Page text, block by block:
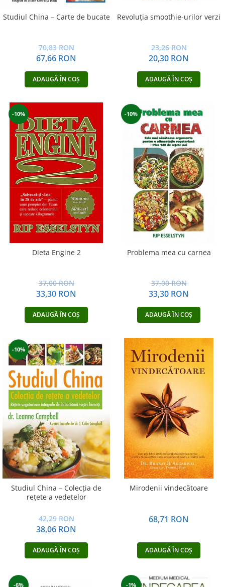
Studiul China – Carte de bucate
70,83 RON
67,66 RON
ADAUGĂ ÎN COȘ
Revoluţia smoothie-urilor verzi
23,26 RON
20,30 RON
ADAUGĂ ÎN COȘ
-10%
Dieta Engine 2
37,00 RON
33,30 RON
ADAUGĂ ÎN COȘ
-10%
Problema mea cu carnea
37,00 RON
33,30 RON
ADAUGĂ ÎN COȘ
-10%
Studiul China – Colecţia de
reţete a vedetelor
42,29 RON
38,06 RON
ADAUGĂ ÎN COȘ
Mirodenii vindecătoare
68,71 RON
ADAUGĂ ÎN COȘ
-6% -1%